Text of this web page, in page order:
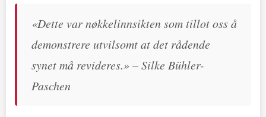
«Dette var nøkkelinnsikten som tillot oss å
demonstrere utvilsomt at det rådende
synet må revideres.» – Silke Bühler-
Paschen